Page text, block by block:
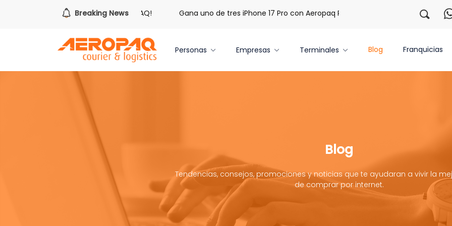
Breaking News
de redimir tus libras de Cash PAQ! Gana uno de tres iPhone 17 Pro con Aeropaq Prime ¡Regístrate con
Personas Empresas Terminales Blog Franquicias
Blog
Tendencias, consejos, promociones y noticias que te ayudaran a vivir la
de comprar por internet.